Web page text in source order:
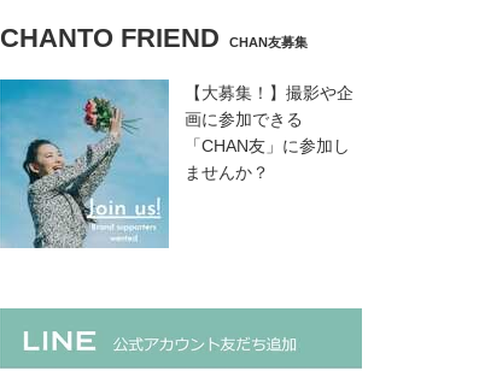
CHANTO FRIEND CHAN友募集
【大募集！】撮影や企
画に参加できる
「CHAN友」に参加し
ませんか？